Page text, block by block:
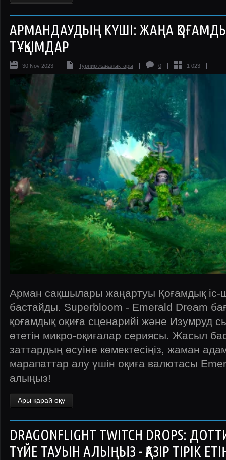
АРМАНДАУДЫҢ КҮШІ: ЖАҢА
ТҰҚЫМДАР
30 Nov 2023 Турнир жаңалықтары 0 1 023
Арман сақшылары жаңартуы Қоғамдық іс-
бастайды. Superbloom - Emerald Dream
қоғамдық оқиға сценарийі және Изумруд
өтетін микро-оқиғалар сериясы. Жасыл
заттардың өсуіне көмектесіңіз, жаман
марапаттар алу үшін оқиға валютасы
алыңыз!
Ары қарай оқу
DRAGONFLIGHT TWITCH DROPS:
ТҮЙЕ ТАУЫН АЛЫҢЫЗ - ҚАЗІР ТІРІК